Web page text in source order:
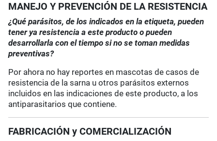
MANEJO Y PREVENCIÓN DE LA RESISTENCIA
¿Qué parásitos, de los indicados en la etiqueta, pueden
tener ya resistencia a este producto o pueden
desarrollarla con el tiempo si no se toman medidas
preventivas?
Por ahora no hay reportes en mascotas de casos de
resistencia de la sarna u otros parásitos externos
incluidos en las indicaciones de este producto, a los
antiparasitarios que contiene.
FABRICACIÓN y COMERCIALIZACIÓN